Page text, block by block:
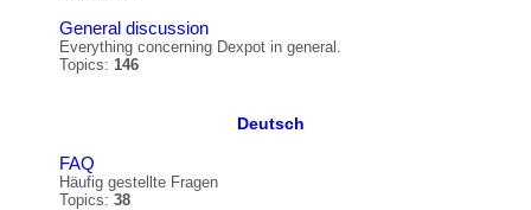
General discussion
Everything concerning Dexpot in general.
Topics: 146
Deutsch
FAQ
Häufig gestellte Fragen
Topics: 38